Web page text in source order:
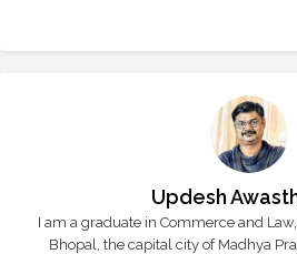
Updesh
I am a graduate in Commerce and
Bhopal, the capital city of Madhya